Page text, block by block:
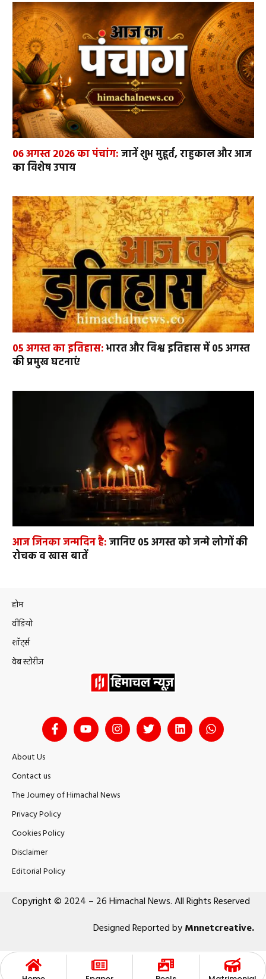
06 अगस्त 2026 का पंचांग:जानें शुभ मुहूर्त, राहुकाल और आज
का विशेष उपाय
05 अगस्त का इतिहास:भारत और विश्व इतिहास में 05 अगस्त
की प्रमुख घटनाएं
आज जिनका जन्मदिन है:जानिए 05 अगस्त को जन्मे लोगों की
रोचक व खास बातें
होम
वीडियो
शॉर्ट्स
वेब स्टोरीज
About Us
Contact us
The Journey of Himachal News
Privacy Policy
Cookies Policy
Disclaimer
Editorial Policy
Copyright © 2024 – 26 Himachal News. All Rights Reserved
Designed Reported byMnnetcreative.